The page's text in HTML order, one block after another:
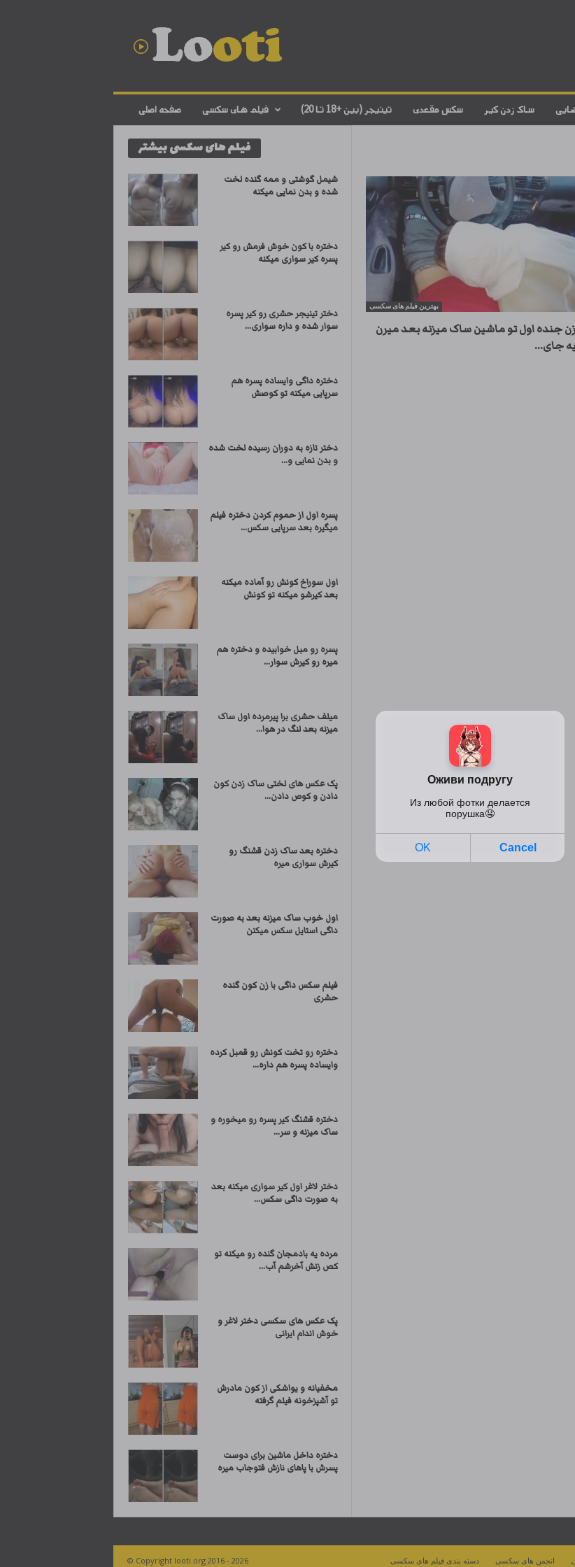
صفحه اصلی فیلم های سکسی تینیجر (بین +18 تا 20) سکس مقعدی ساک زدن کیر
بهترین فیلم های سکسی
زن جنده اول تو ماشین ساک میزنه بعد میرن
یه جای...
فیلم های سکسی بیشتر
شیمل گوشتی و ممه گنده لخت
شده و بدن نمایی میکنه
دختره با کون خوش فرمش رو کیر
پسره کیر سواری میکنه
دختر تینیجر حشری رو کیر پسره
سوار شده و داره سواری...
دختره داگی وایساده پسره هم
سرپایی میکنه تو کوصش
دختر تازه به دوران رسیده لخت شده
و بدن نمایی و...
پسره اول از حموم کردن دختره فیلم
میگیره بعد سرپایی سکس...
اول سوراخ کونش رو آماده میکنه
بعد کیرشو میکنه تو کونش
پسره رو مبل خوابیده و دختره هم
میره رو کیرش سوار...
میلف حشری برا پیرمرده اول ساک
میزنه بعد لنگ در هوا...
پک عکس های لختی ساک زدن کون
دادن و کوص دادن...
دختره بعد ساک زدن قشنگ رو
کیرش سواری میره
اول خوب ساک میزنه بعد به صورت
داگی استایل سکس میکنن
فیلم سکس داگی با زن کون گنده
حشری
دختره رو تخت کونش رو قمبل کرده
وایساده پسره هم داره...
دختره قشنگ کیر پسره رو میخوره و
ساک میزنه و سر...
دختر لاغر اول کیر سواری میکنه بعد
به صورت داگی سکس...
مرده یه بادمجان گنده رو میکنه تو
کص زنش آخرشم آب...
پک عکس های سکسی دختر لاغر و
خوش اندام ایرانی
مخفیانه و یواشکی از کون مادرش
تو آشپزخونه فیلم گرفته
دختره داخل ماشین برای دوست
پسرش با پاهای نازش فتوجاب میره
دسته بندی فیلم های سکسی انجمن های سکسی © Copyright looti.org 2016 - 2026